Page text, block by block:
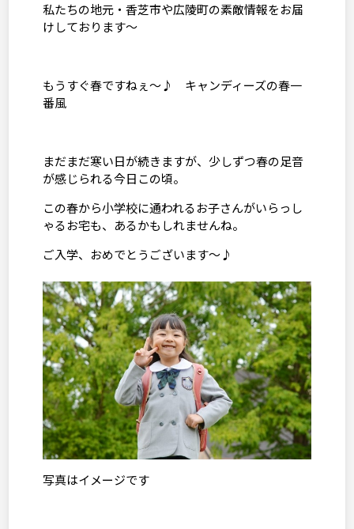
私たちの地元・香芝市や広陵町の素敵情報をお届
けしております～
もうすぐ春ですねぇ～♪ キャンディーズの春一
番風
まだまだ寒い日が続きますが、少しずつ春の足音
が感じられる今日この頃。
この春から小学校に通われるお子さんがいらっし
ゃるお宅も、あるかもしれませんね。
ご入学、おめでとうございます～♪
写真はイメージです